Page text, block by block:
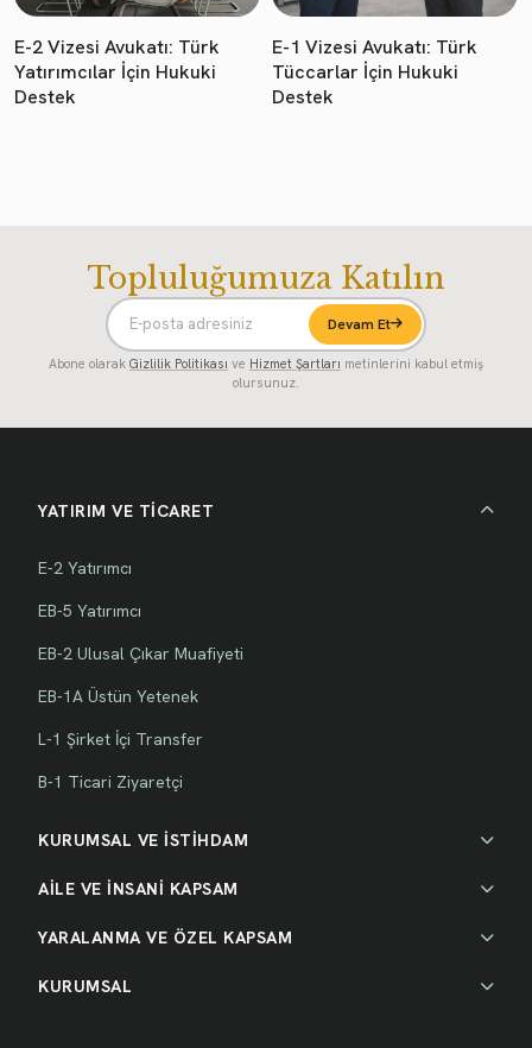
E-2 Vizesi Avukatı: Türk
Yatırımcılar İçin Hukuki
Destek
E-1 Vizesi Avukatı: Türk
Tüccarlar İçin Hukuki
Destek
Topluluğumuza Katılın
Devam Et
Abone olarak Gizlilik Politikası ve Hizmet Şartları metinlerini kabul etmiş
olursunuz.
YATIRIM VE TİCARET
E-2 Yatırımcı
EB-5 Yatırımcı
EB-2 Ulusal Çıkar Muafiyeti
EB-1A Üstün Yetenek
L-1 Şirket İçi Transfer
B-1 Ticari Ziyaretçi
KURUMSAL VE İSTİHDAM
AİLE VE İNSANİ KAPSAM
YARALANMA VE ÖZEL KAPSAM
KURUMSAL